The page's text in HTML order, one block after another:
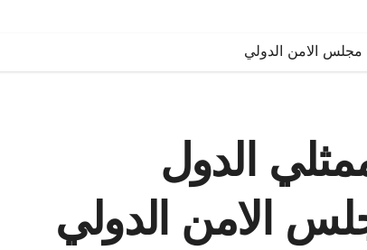
مجلس الامن الدولي
الدول
الامن الدولي